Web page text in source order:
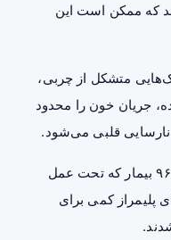
که ممکن است این
متشکل از چربی،
جریان خون را محدود
قلبی می‌شود.
محققان نمونه‌هایی از پلاک‌های کرونری را از ۱۲۱ بیمار که به طور ناگهانی فوت کرده و همچنین از ۹۶ بیمار که تحت عمل
پلیمراز کمی برای